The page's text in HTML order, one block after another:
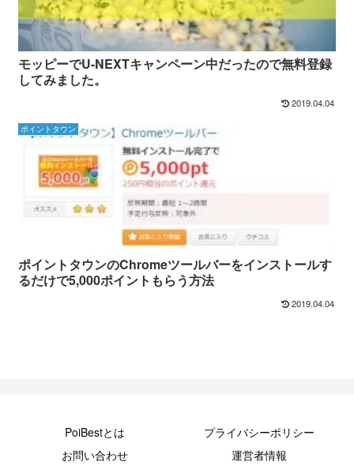
モッピーでU-NEXTキャンペーン中だったので無料登録
してみました。
2019.04.04
ポイントタウン
ポイントタウンのChromeツールバーをインストールす
るだけで5,000ポイントもらう方法
2019.04.04
PoiBestとは
プライバシーポリシー
お問い合わせ
運営者情報